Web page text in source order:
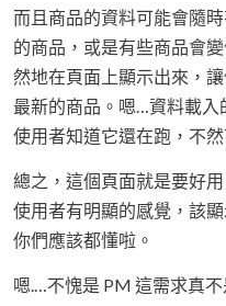
而且商品的資料可能會隨
的商品，或是有些商品會
然地在頁面上顯示出來，
最新的商品。嗯…資料載
使用者知道它還在跑，不
總之，這個頁面就是要好
使用者有明顯的感覺，該
你們應該都懂啦。
嗯.…不愧是 PM 這需求真